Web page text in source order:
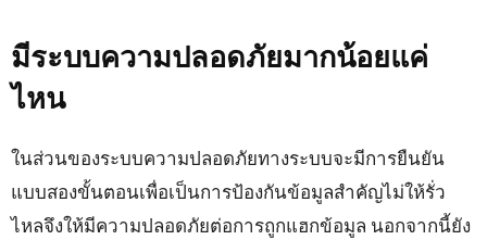
มีระบบความปลอดภัยมากน้อยแค่
ไหน
ในส่วนของระบบความปลอดภัยทางระบบจะมีการยืนยัน
แบบสองขั้นตอนเพื่อเป็นการป้องกันข้อมูลสำคัญไม่ให้รั่ว
ไหลจึงให้มีความปลอดภัยต่อการถูกแฮกข้อมูล นอกจากนี้ยัง